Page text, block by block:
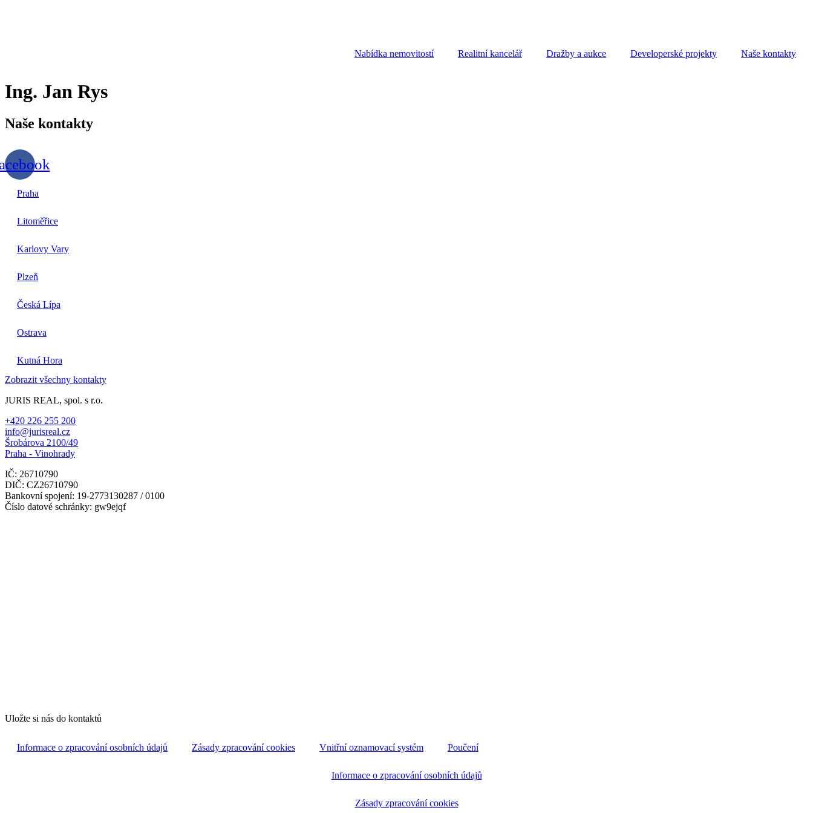
Nabídka nemovitostí Realitní kancelář Dražby a aukce Developerské projekty Naše kontakty
Ing. Jan Rys
Naše kontakty
Praha
Litoměřice
Karlovy Vary
Plzeň
Česká Lípa
Ostrava
Kutná Hora
Zobrazit všechny kontakty
JURIS REAL, spol. s r.o.
+420 226 255 200
info@jurisreal.cz
Šrobárova 2100/49
Praha - Vinohrady
IČ: 26710790
DIČ: CZ26710790
Bankovní spojení: 19-2773130287 / 0100
Číslo datové schránky: gw9ejqf
Uložte si nás do kontaktů
Informace o zpracování osobních údajů Zásady zpracování cookies Vnitřní oznamovací systém Poučení
Informace o zpracování osobních údajů
Zásady zpracování cookies